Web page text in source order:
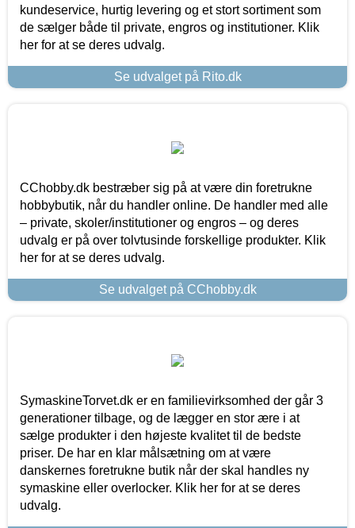
kundeservice, hurtig levering og et stort sortiment som
de sælger både til private, engros og institutioner. Klik
her for at se deres udvalg.
Se udvalget på Rito.dk
CChobby.dk bestræber sig på at være din foretrukne
hobbybutik, når du handler online. De handler med alle
– private, skoler/institutioner og engros – og deres
udvalg er på over tolvtusinde forskellige produkter. Klik
her for at se deres udvalg.
Se udvalget på CChobby.dk
SymaskineTorvet.dk er en familievirksomhed der går 3
generationer tilbage, og de lægger en stor ære i at
sælge produkter i den højeste kvalitet til de bedste
priser. De har en klar målsætning om at være
danskernes foretrukne butik når der skal handles ny
symaskine eller overlocker. Klik her for at se deres
udvalg.